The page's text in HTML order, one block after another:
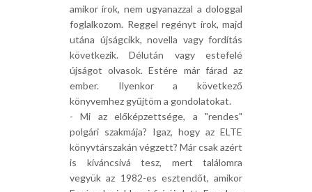
amikor írok, nem ugyanazzal a dologgal
foglalkozom. Reggel regényt írok, majd
utána újságcikk, novella vagy fordítás
következik. Délután vagy estefelé
újságot olvasok. Estére már fárad az
ember. Ilyenkor a következő
könyvemhez gyűjtöm a gondolatokat.
- Mi az előképzettsége, a "rendes"
polgári szakmája? Igaz, hogy az ELTE
könyvtárszakán végzett? Már csak azért
is kíváncsivá tesz, mert találomra
vegyük az 1982-es esztendőt, amikor